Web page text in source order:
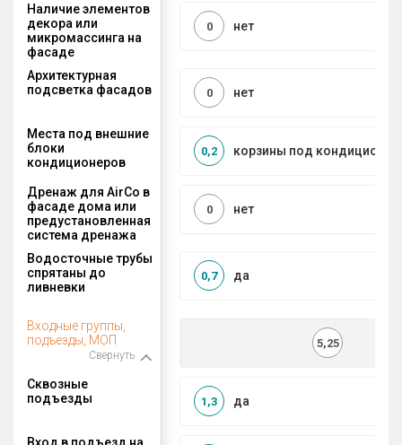
Наличие элементов
декора или
микромассинга на
фасаде
нет
0
Архитектурная
подсветка фасадов
нет
0
Места под внешние
блоки
кондиционеров
корзины под
0,2
Дренаж для AirCo в
фасаде дома или
предустановленная
система дренажа
нет
0
Водосточные трубы
спрятаны до
ливневки
да
0,7
Входные группы,
подъезды, МОП
Свернуть
5,25
Сквозные
подъезды
да
1,3
Вход в подъезд на